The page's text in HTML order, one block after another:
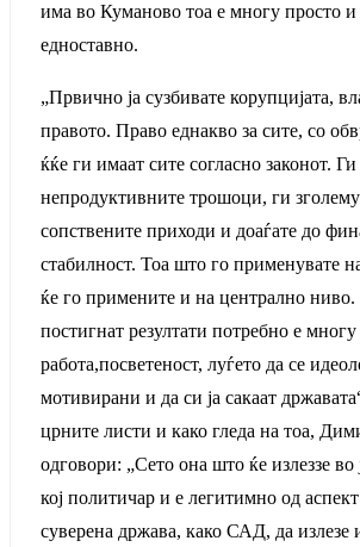
има во Куманово тоа е многу просто
едноставно.
„Првично ја сузбивате корупцијата,
правото. Право еднакво за сите, со
ќќе ги имаат сите согласно законот.
непродуктивните трошоци, ги
сопствените приходи и доаѓате до
стабилност. Тоа што го применувате
ќе го примените и на централно ниво.
постигнат резултати потребно е многу
работа,посветеност, луѓето да се
мотивирани и да си ја сакаат
црните листи и како гледа на тоа,
одговори: „Сето она што ќе излеззе во
кој политичар и е легитимно од
суверена држава, како САД, да излезе